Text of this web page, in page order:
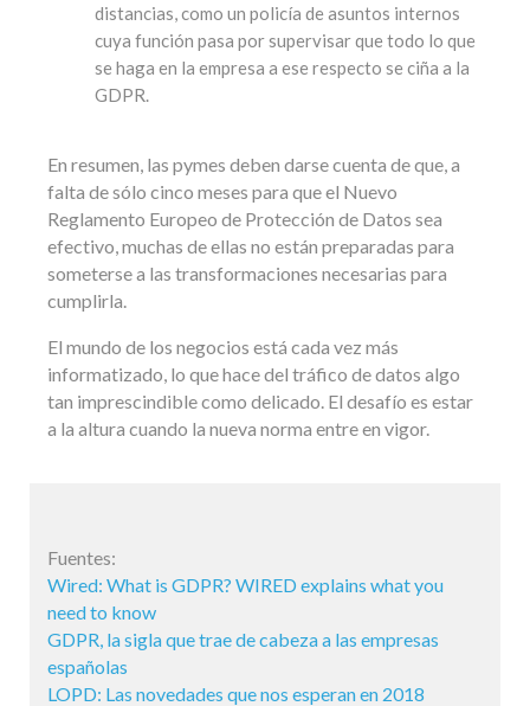
distancias, como un policía de asuntos internos
cuya función pasa por supervisar que todo lo que
se haga en la empresa a ese respecto se ciña a la
GDPR.
En resumen, las pymes deben darse cuenta de que, a
falta de sólo cinco meses para que el Nuevo
Reglamento Europeo de Protección de Datos sea
efectivo, muchas de ellas no están preparadas para
someterse a las transformaciones necesarias para
cumplirla.
El mundo de los negocios está cada vez más
informatizado, lo que hace del tráfico de datos algo
tan imprescindible como delicado. El desafío es estar
a la altura cuando la nueva norma entre en vigor.
Fuentes:
Wired: What is GDPR? WIRED explains what you
need to know
GDPR, la sigla que trae de cabeza a las empresas
españolas
LOPD: Las novedades que nos esperan en 2018